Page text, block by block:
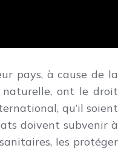
pays, à cause de la
naturelle, ont le droit
qu’il soient
doivent subvenir à
les protéger